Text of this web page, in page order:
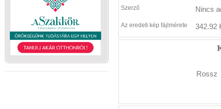
Szerző Nincs
Az eredeti kép fájlmérete 342.92
Rossz